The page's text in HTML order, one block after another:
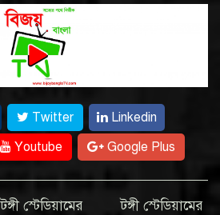
Twitter
Linkedin
Youtube Google Plus
টঙ্গী স্টেডিয়ামের
টঙ্গী স্টেডিয়ামের